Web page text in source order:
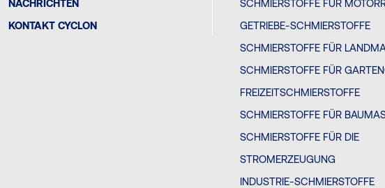
NACHRICHTEN
KONTAKT CYCLON
SCHMIERSTOFFE FÜR
GETRIEBE-SCHMIERSTOFFE
SCHMIERSTOFFE FÜR
SCHMIERSTOFFE FÜR
FREIZEITSCHMIERSTOFFE
SCHMIERSTOFFE FÜR
SCHMIERSTOFFE FÜR DIE
STROMERZEUGUNG
INDUSTRIE-SCHMIERSTOFFE